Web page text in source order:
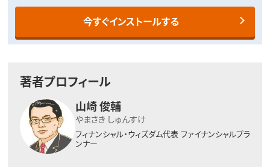
今すぐインストールする
著者プロフィール
山崎 俊輔
やまさき しゅんすけ
フィナンシャル・ウィズダム代表 ファイナンシャルプラ
ンナー